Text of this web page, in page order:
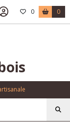
0 0